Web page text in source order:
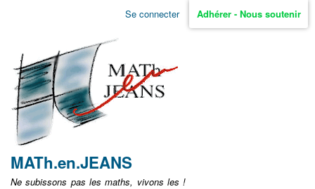
Aller
non
identifié
Se connecter Adhérer - Nous soutenir
MATh.en.JEANS
Ne subissons pas les maths, vivons les !